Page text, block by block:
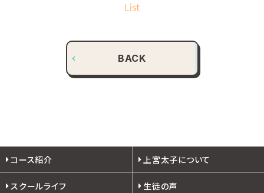
BACK
コース紹介 上宮太子について
スクールライフ 生徒の声